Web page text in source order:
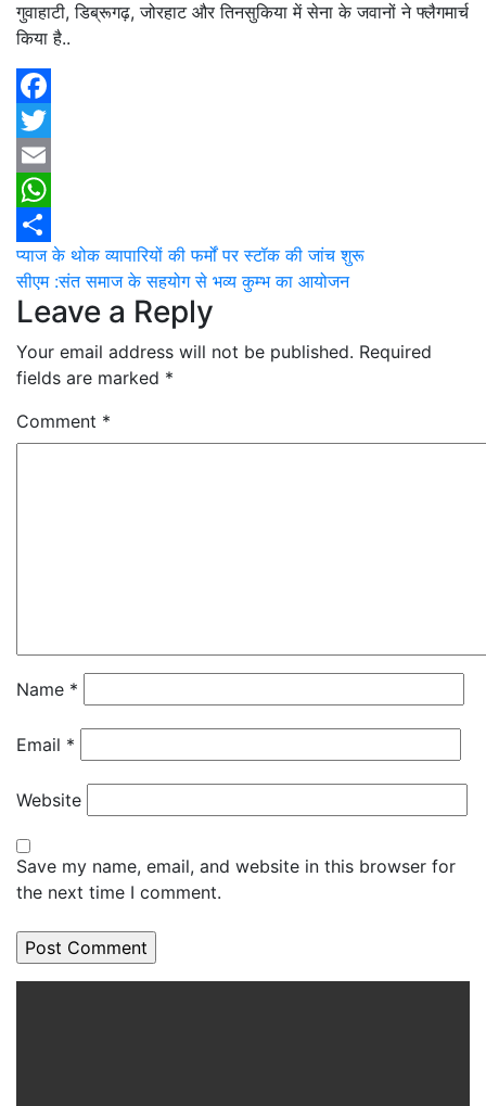
गुवाहाटी, डिब्रूगढ़, जोरहाट और तिनसुकिया में सेना के जवानों ने फ्लैगमार्च
किया है..
Facebook
Twitter
Email
WhatsApp
Share
Post
navigation
प्याज के थोक व्यापारियों की फर्मों पर स्टॉक की जांच शुरू
सीएम :संत समाज के सहयोग से भव्य कुम्भ का आयोजन
Leave a Reply
Your email address will not be published. Required
fields are marked *
Comment *
Name *
Email *
Website
Save my name, email, and website in this browser for
the next time I comment.